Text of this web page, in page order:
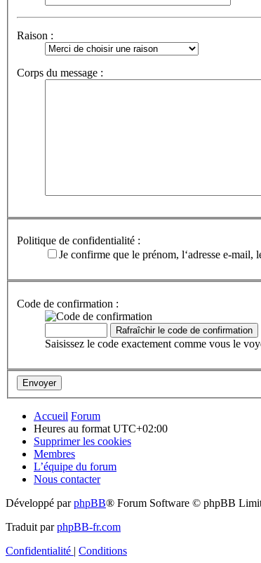
Raison :
Corps du message :
Politique de confidentialité :
Je confirme que le prénom, l‘adresse e-mail,
Code de confirmation :
Saisissez le code exactement comme vous le
Accueil Forum
Heures au format UTC+02:00
Supprimer les cookies
Membres
L’équipe du forum
Nous contacter
Développé parphpBB® Forum Software © phpBB
Traduit parphpBB-fr.com
Confidentialité | Conditions